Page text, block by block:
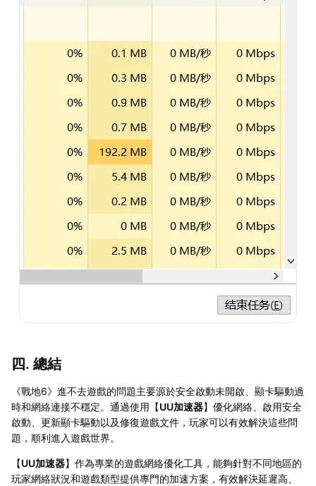
四. 總結
《戰地6》進不去遊戲的問題主要源於安全啟動未開啟、顯卡驅動過
時和網絡連接不穩定。通過使用【UU加速器】優化網絡、啟用安全
啟動、更新顯卡驅動以及修復遊戲文件，玩家可以有效解決這些問
題，順利進入遊戲世界。
【UU加速器】作為專業的遊戲網絡優化工具，能夠針對不同地區的
玩家網絡狀況和遊戲類型提供專門的加速方案，有效解決延遲高、